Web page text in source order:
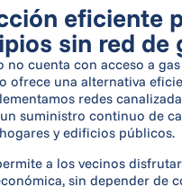
eficiente
sin red de
no cuenta con acceso a
ofrece una alternativa
redes
suministro continuo de
y edificios públicos.
a los vecinos
sin depender de